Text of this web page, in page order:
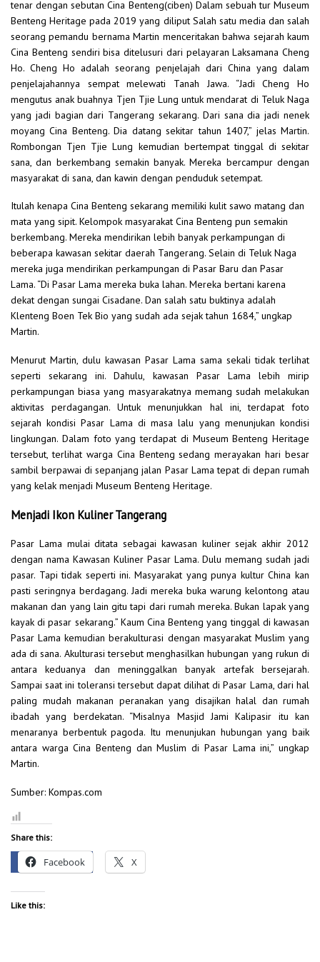
tenar dengan sebutan Cina Benteng(ciben) Dalam sebuah tur Museum
Benteng Heritage pada 2019 yang diliput Salah satu media dan salah
seorang pemandu bernama Martin menceritakan bahwa sejarah kaum
Cina Benteng sendiri bisa ditelusuri dari pelayaran Laksamana Cheng
Ho. Cheng Ho adalah seorang penjelajah dari China yang dalam
penjelajahannya sempat melewati Tanah Jawa. “Jadi Cheng Ho
mengutus anak buahnya Tjen Tjie Lung untuk mendarat di Teluk Naga
yang jadi bagian dari Tangerang sekarang. Dari sana dia jadi nenek
moyang Cina Benteng. Dia datang sekitar tahun 1407,” jelas Martin.
Rombongan Tjen Tjie Lung kemudian bertempat tinggal di sekitar
sana, dan berkembang semakin banyak. Mereka bercampur dengan
masyarakat di sana, dan kawin dengan penduduk setempat.
Itulah kenapa Cina Benteng sekarang memiliki kulit sawo matang dan
mata yang sipit. Kelompok masyarakat Cina Benteng pun semakin
berkembang. Mereka mendirikan lebih banyak perkampungan di
beberapa kawasan sekitar daerah Tangerang. Selain di Teluk Naga
mereka juga mendirikan perkampungan di Pasar Baru dan Pasar
Lama. “Di Pasar Lama mereka buka lahan. Mereka bertani karena
dekat dengan sungai Cisadane. Dan salah satu buktinya adalah
Klenteng Boen Tek Bio yang sudah ada sejak tahun 1684,” ungkap
Martin.
Menurut Martin, dulu kawasan Pasar Lama sama sekali tidak terlihat
seperti sekarang ini. Dahulu, kawasan Pasar Lama lebih mirip
perkampungan biasa yang masyarakatnya memang sudah melakukan
aktivitas perdagangan. Untuk menunjukkan hal ini, terdapat foto
sejarah kondisi Pasar Lama di masa lalu yang menunjukan kondisi
lingkungan. Dalam foto yang terdapat di Museum Benteng Heritage
tersebut, terlihat warga Cina Benteng sedang merayakan hari besar
sambil berpawai di sepanjang jalan Pasar Lama tepat di depan rumah
yang kelak menjadi Museum Benteng Heritage.
Menjadi Ikon Kuliner Tangerang
Pasar Lama mulai ditata sebagai kawasan kuliner sejak akhir 2012
dengan nama Kawasan Kuliner Pasar Lama. Dulu memang sudah jadi
pasar. Tapi tidak seperti ini. Masyarakat yang punya kultur China kan
pasti seringnya berdagang. Jadi mereka buka warung kelontong atau
makanan dan yang lain gitu tapi dari rumah mereka. Bukan lapak yang
kayak di pasar sekarang.” Kaum Cina Benteng yang tinggal di kawasan
Pasar Lama kemudian berakulturasi dengan masyarakat Muslim yang
ada di sana. Akulturasi tersebut menghasilkan hubungan yang rukun di
antara keduanya dan meninggalkan banyak artefak bersejarah.
Sampai saat ini toleransi tersebut dapat dilihat di Pasar Lama, dari hal
paling mudah makanan peranakan yang disajikan halal dan rumah
ibadah yang berdekatan. “Misalnya Masjid Jami Kalipasir itu kan
menaranya berbentuk pagoda. Itu menunjukan hubungan yang baik
antara warga Cina Benteng dan Muslim di Pasar Lama ini,” ungkap
Martin.
Sumber: Kompas.com
Share this:
Facebook X
Like this: